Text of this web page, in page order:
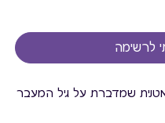
שמדברת על גיל המעבר
לרשימה